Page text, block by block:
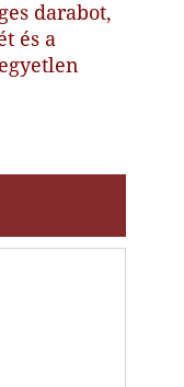
darabot,
és a